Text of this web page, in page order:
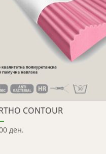
CONTOUR
ден.